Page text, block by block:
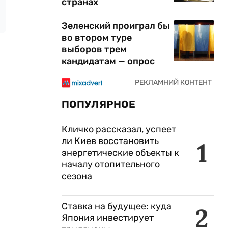
Зеленский проиграл бы
во втором туре
выборов трем
кандидатам — опрос
ПОПУЛЯРНОЕ
1
Кличко рассказал, успеет
ли Киев восстановить
энергетические объекты к
началу отопительного
сезона
2
Ставка на будущее: куда
Япония инвестирует